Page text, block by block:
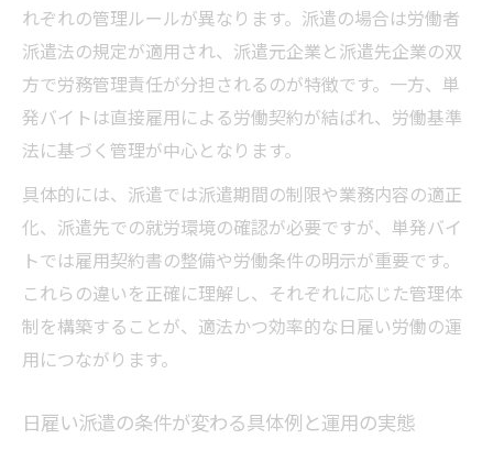
れぞれの管理ルールが異なります。派遣の場合は労働者
派遣法の規定が適用され、派遣元企業と派遣先企業の双
方で労務管理責任が分担されるのが特徴です。一方、単
発バイトは直接雇用による労働契約が結ばれ、労働基準
法に基づく管理が中心となります。
具体的には、派遣では派遣期間の制限や業務内容の適正
化、派遣先での就労環境の確認が必要ですが、単発バイ
トでは雇用契約書の整備や労働条件の明示が重要です。
これらの違いを正確に理解し、それぞれに応じた管理体
制を構築することが、適法かつ効率的な日雇い労働の運
用につながります。
日雇い派遣の条件が変わる具体例と運用の実態